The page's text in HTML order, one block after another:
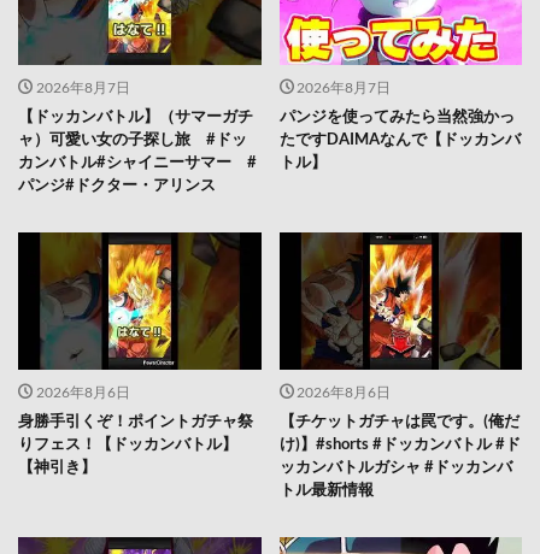
2026年8月7日
【ドッカンバトル】（サマーガチ
ャ）可愛い女の子探し旅 #ドッ
カンバトル#シャイニーサマー #
パンジ#ドクター・アリンス
2026年8月7日
パンジを使ってみたら当然強かっ
たですDAIMAなんで【ドッカンバ
トル】
2026年8月6日
身勝手引くぞ！ポイントガチャ祭
りフェス！【ドッカンバトル】
【神引き】
2026年8月6日
【チケットガチャは罠です。(俺だ
け)】#shorts #ドッカンバトル #ド
ッカンバトルガシャ #ドッカンバ
トル最新情報